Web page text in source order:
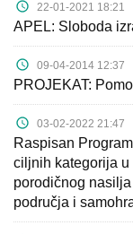
Dokumenti
pozivi
English
Kontakt
22-01-2021 18:21
APEL: Sloboda
09-04-2014 12:37
PROJEKAT:
03-02-2022 21:47
Raspisan
ciljnih kategorija u
porodičnog
područja i